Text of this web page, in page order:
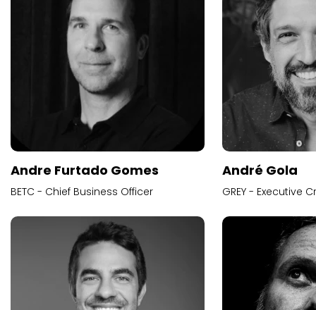
Andre Furtado Gomes
BETC - Chief Business Officer
André Gola
GREY - Executive